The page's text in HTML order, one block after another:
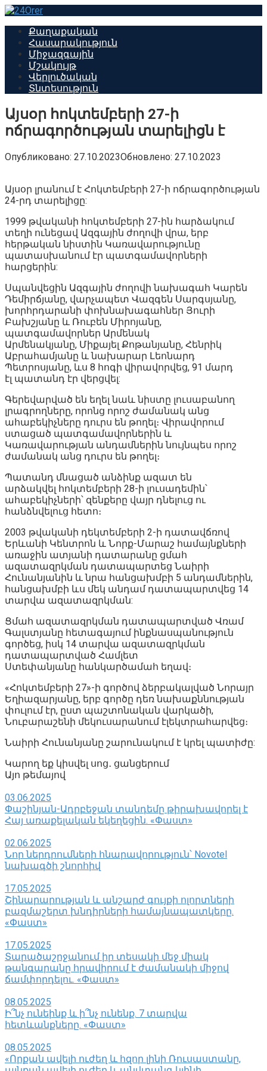
Перейти
контентуՔաղաքական
Հասարակություն
Միջազգային
Մշակույթ
Վերլուծական
Տնտեսություն
Այսօր հոկտեմբերի 27-ի
ոճրագործության տարելիցն է
Опубликовано: 27.10.2023Обновлено: 27.10.2023
Այսօր լրանում է Հոկտեմբերի 27-ի ոճրագործության
24-րդ տարելիցը:
1999 թվականի հոկտեմբերի 27-ին հարձակում
տեղի ունեցավ Ազգային ժողովի վրա, երբ
հերթական նիստին Կառավարությունը
պատասխանում էր պատգամավորների
հարցերին:
Սպանվեցին Ազգային ժողովի նախագահ Կարեն
Դեմիրճյանը, վարչապետ Վազգեն Սարգսյանը,
խորհրդարանի փոխնախագահներ Յուրի
Բախշյանը և Ռուբեն Միրոյանը,
պատգամավորներ Արմենակ
Արմենակյանը, Միքայել Քոթանյանը, Հենրիկ
Աբրահամյանը և նախարար Լեոնարդ
Պետրոսյանը, ևս 8 հոգի վիրավորվեց, 91 մարդ
էլ պատանդ էր վերցվել:
Գերեվարված են եղել նաև նիստը լուսաբանող
լրագրողները, որոնց որոշ ժամանակ անց
ահաբեկիչները դուրս են թողել։ Վիրավորում
ստացած պատգամավորներին և
Կառավարության անդամներին նույնպես որոշ
ժամանակ անց դուրս են թողել։
Պատանդ մնացած անձինք ազատ են
արձակվել հոկտեմբերի 28-ի լուսադեմին՝
ահաբեկիչների՝ զենքերը վայր դնելուց ու
հանձնվելուց հետո։
2003 թվականի դեկտեմբերի 2-ի դատավճռով
Երևանի Կենտրոն և Նորք-Մարաշ համայնքների
առաջին ատյանի դատարանը ցմահ
ազատազրկման դատապարտեց Նաիրի
Հունանյանին և նրա հանցախմբի 5 անդամներին,
հանցախմբի ևս մեկ անդամ դատապարտվեց 14
տարվա ազատազրկման:
Ցմահ ազատազրկման դատապարտված Վռամ
Գալստյանը հետագայում ինքնասպանություն
գործեց, իսկ 14 տարվա ազատազրկման
դատապարտված Համլետ
Ստեփանյանը հանկարծամահ եղավ։
«Հոկտեմբերի 27»-ի գործով ձերբակալված Նորայր
Եղիազարյանը, երբ գործը դեռ նախաքննության
փուլում էր, ըստ պաշտոնական վարկածի,
Նուբարաշենի մեկուսարանում էլեկտրահարվեց։
Նաիրի Հունանյանը շարունակում է կրել պատիժը:
Կարող եք կիսվել սոց․ ցանցերում
Այո թեմայով
03.06.2025
Փաշինյան-Ադրբեջան տանդեմը թիրախավորել է
Հայ առաքելական եկեղեցին. «Փաստ»
02.06.2025
Նոր ներդրումների հնարավորություն՝ Novotel
նախագծի շնորհիվ
17.05.2025
Շինարարության և անշարժ գույքի ոլորտների
բազմաշերտ խնդիրների համայնապատկերը.
«Փաստ»
17.05.2025
Տարածաշրջանում իր տեսակի մեջ միակ
թանգարանը հրավիրում է ժամանակի միջով
ճամփորդելու. «Փաստ»
08.05.2025
Ի՞նչ ունեինք և ի՞նչ ունենք. 7 տարվա
հետևանքները. «Փաստ»
08.05.2025
«Որքան ավելի ուժեղ և հզոր լինի Ռուսաստանը,